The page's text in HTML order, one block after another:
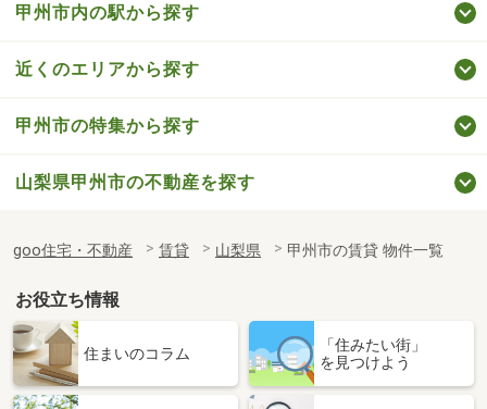
甲州市内の駅から探す
近くのエリアから探す
甲州市の特集から探す
山梨県甲州市の不動産を探す
goo住宅・不動産 賃貸 山梨県 甲州市の賃貸 物件一覧
お役立ち情報
住まいのコラム
「住みたい街」
を見つけよう